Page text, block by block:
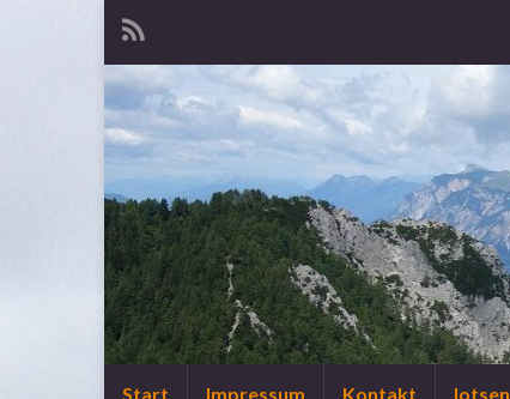
Start Impressum Kontakt lotsen